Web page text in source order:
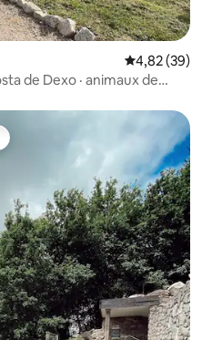
Évaluation
4,82 (39)
de Dexo · animaux de
plus appréciés